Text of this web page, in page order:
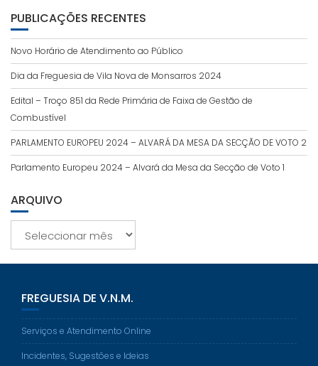
PUBLICAÇÕES RECENTES
Novo Horário de Atendimento ao Público
Dia da Freguesia de Vila Nova de Monsarros 2024
Edital – Troço 851 da Rede Primária de Faixa de Gestão de
Combustível
PARLAMENTO EUROPEU 2024 – ALVARÁ DA MESA DA SECÇÃO DE VOTO 2
Parlamento Europeu 2024 – Alvará da Mesa da Secção de Voto 1
ARQUIVO
FREGUESIA DE V.N.M.
Serviços e Atendimento Online
Incidentes, Sugestões e Ideias